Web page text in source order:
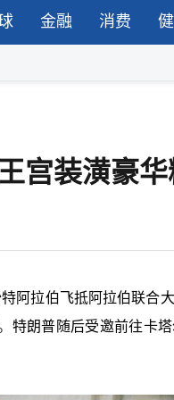
金融 消费
宫装潢豪
阿拉伯飞抵阿拉伯联合
特朗普随后受邀前往卡